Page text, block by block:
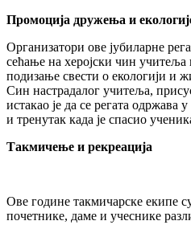
Промоција дружења и
Организатори ове јубиларне
сећање на херојски чин
подизање свести о екологији и
Син настрадалог учитеља,
истакао је да се регата одржава
и тренутак када је спасио
Такмичење и рекреација
Ове године такмичарске екипе
почетнике, даме и учеснике